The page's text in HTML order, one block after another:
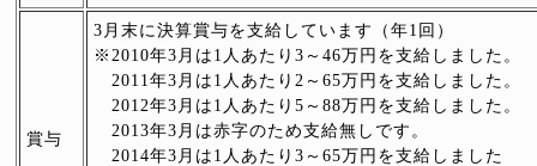
賞与
3月末に決算賞与を支給しています（年1回）
※2010年3月は1人あたり3～46万円を支給しました。
2011年3月は1人あたり2～65万円を支給しました。
2012年3月は1人あたり5～88万円を支給しました。
2013年3月は赤字のため支給無しです。
2014年3月は1人あたり3～65万円を支給しました